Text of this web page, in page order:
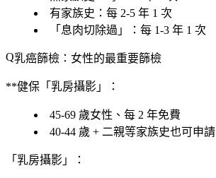
有家族史 ：每 2-5 年 1 次
「息肉切除過」：每 1-3 年 1 次
乳癌篩檢：女性的最重要篩檢
**健保「乳房攝影」：
45-69 歲女性、每 2 年免費
40-44 歲 + 二親等家族史也可申請
「乳房攝影」：